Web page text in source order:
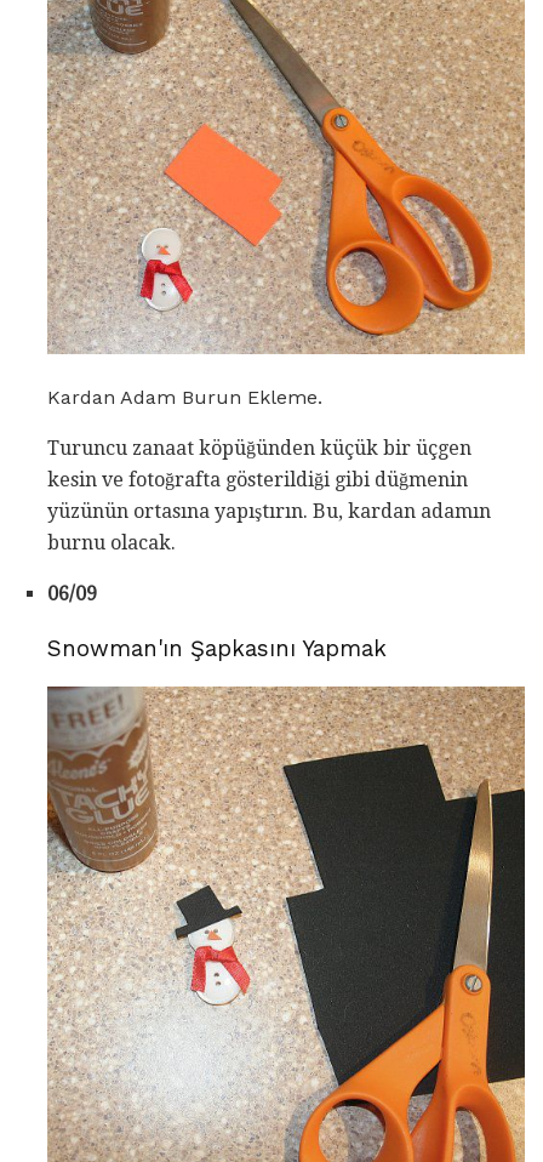
Kardan Adam Burun Ekleme.
Turuncu zanaat köpüğünden küçük bir üçgen
kesin ve fotoğrafta gösterildiği gibi düğmenin
yüzünün ortasına yapıştırın. Bu, kardan adamın
burnu olacak.
06/09
Snowman'ın Şapkasını Yapmak